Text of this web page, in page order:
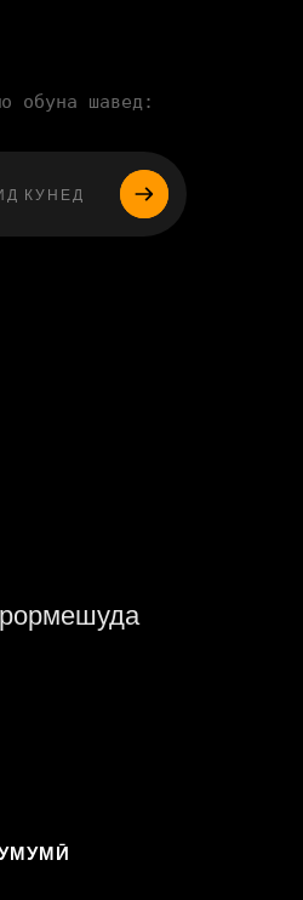
обуна шавед:
Лутфан, ин